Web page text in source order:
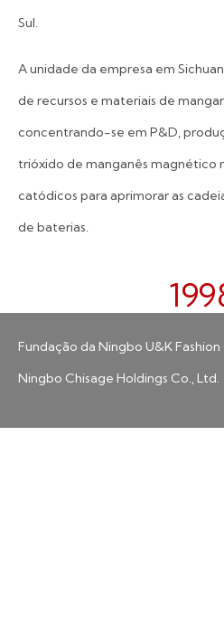
Sul.
A unidade da empresa em
de recursos e materiais de
concentrando-se em P&D,
trióxido de manganês magnético
catódicos para aprimorar as
de baterias.
Fundação da Ningbo U&K
Ningbo Chisage Holdings Co., Ltd.